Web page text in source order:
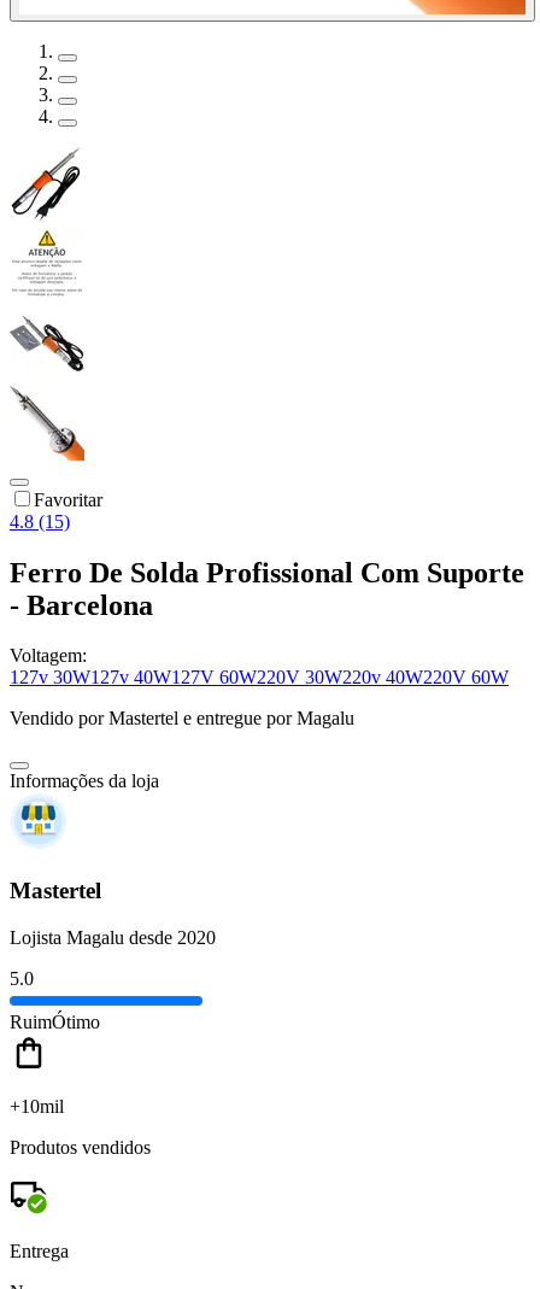
Favoritar
4.8 (15)
Ferro De Solda Profissional Com Suporte
- Barcelona
Voltagem:
127v 30W127v 40W127V 60W220V 30W220v 40W220V 60W
Vendido porMastertel e entregue por Magalu
Informações da loja
Mastertel
Lojista Magalu desde 2020
5.0
RuimÓtimo
+10mil
Produtos vendidos
Entrega